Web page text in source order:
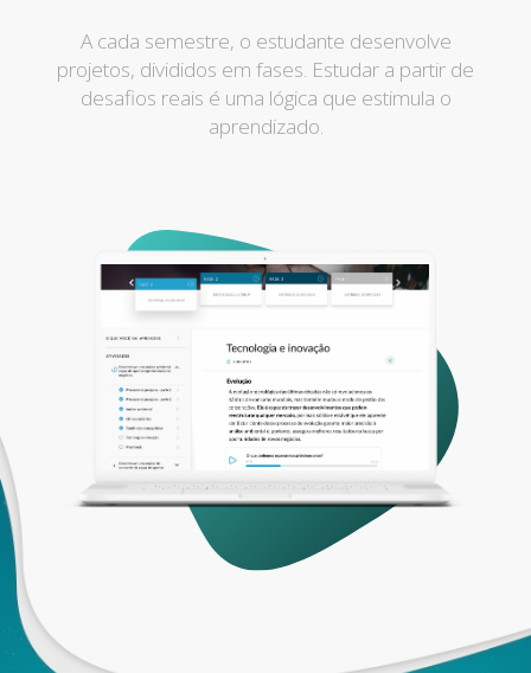
A cada semestre, o estudante desenvolve
projetos, divididos em fases. Estudar a partir de
desafios reais é uma lógica que estimula o
aprendizado.